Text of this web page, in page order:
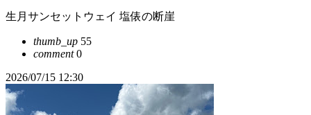
生月サンセットウェイ 塩俵の断崖
thumb_up 55
comment0
2026/07/15 12:30